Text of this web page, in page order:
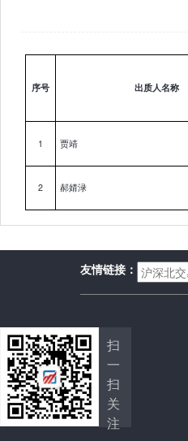
序号 出质人名称
1 贾靖
2 郝婧渌
友情链接：
扫
一
扫
关
注